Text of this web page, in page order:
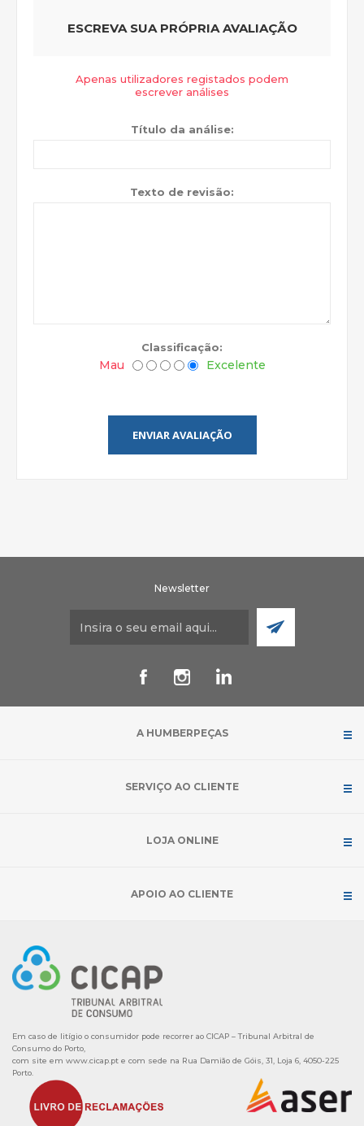
ESCREVA SUA PRÓPRIA AVALIAÇÃO
Apenas utilizadores registados podem
escrever análises
Título da análise:
Texto de revisão:
Classificação:
Mau Excelente
ENVIAR AVALIAÇÃO
Newsletter
A HUMBERPEÇAS
SERVIÇO AO CLIENTE
LOJA ONLINE
APOIO AO CLIENTE
Em caso de litígio o consumidor pode recorrer ao CICAP – Tribunal Arbitral de
Consumo do Porto,
com site em www.cicap.pt e com sede na Rua Damião de Góis, 31, Loja 6, 4050-225
Porto.